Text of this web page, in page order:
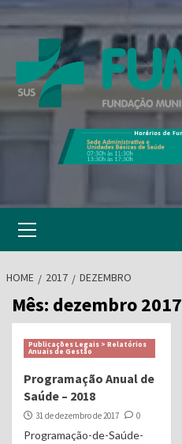
to
Menu
HOME 2017 DEZEMBRO
Mês: dezembro 2017
Publicações Legais > Relatórios
Anuais de Gestão
Programação Anual de
Saúde – 2018
31 de dezembro de 2017 0
Programação-de-Saúde-